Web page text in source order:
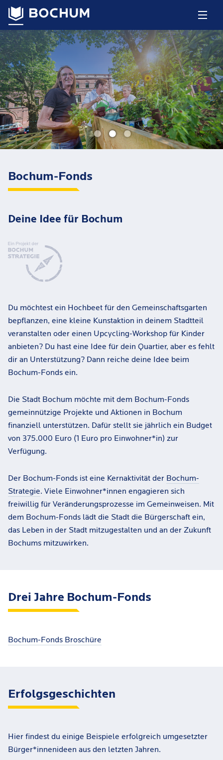
Bochum-Fonds
Deine Idee für Bochum
Du möchtest ein Hochbeet für den Gemeinschaftsgarten
bepflanzen, eine kleine Kunstaktion in deinem Stadtteil
veranstalten oder einen Upcycling-Workshop für Kinder
anbieten? Du hast eine Idee für dein Quartier, aber es fehlt
dir an Unterstützung? Dann reiche deine Idee beim
Bochum-Fonds ein.
Die Stadt Bochum möchte mit dem Bochum-Fonds
gemeinnützige Projekte und Aktionen in Bochum
finanziell unterstützen. Dafür stellt sie jährlich ein Budget
von 375.000 Euro (1 Euro pro Einwohner*in) zur
Verfügung.
Der Bochum-Fonds ist eine Kernaktivität der Bochum-
Strategie. Viele Einwohner*innen engagieren sich
freiwillig für Veränderungsprozesse im Gemeinweisen. Mit
dem Bochum-Fonds lädt die Stadt die Bürgerschaft ein,
das Leben in der Stadt mitzugestalten und an der Zukunft
Bochums mitzuwirken.
Drei Jahre Bochum-Fonds
Bochum-Fonds Broschüre
Erfolgsgeschichten
Hier findest du einige Beispiele erfolgreich umgesetzter
Bürger*innenideen aus den letzten Jahren.